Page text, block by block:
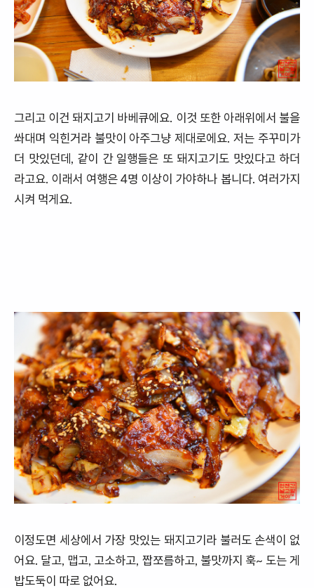
그리고 이건 돼지고기 바베큐에요. 이것 또한 아래위에서 불을
쏴대며 익힌거라 불맛이 아주그냥 제대로에요. 저는 주꾸미가
더 맛있던데, 같이 간 일행들은 또 돼지고기도 맛있다고 하더
라고요. 이래서 여행은 4명 이상이 가야하나 봅니다. 여러가지
시켜 먹게요.
이정도면 세상에서 가장 맛있는 돼지고기라 불러도 손색이 없
어요. 달고, 맵고, 고소하고, 짭쪼름하고, 불맛까지 훅~ 도는 게
밥도둑이 따로 없어요.